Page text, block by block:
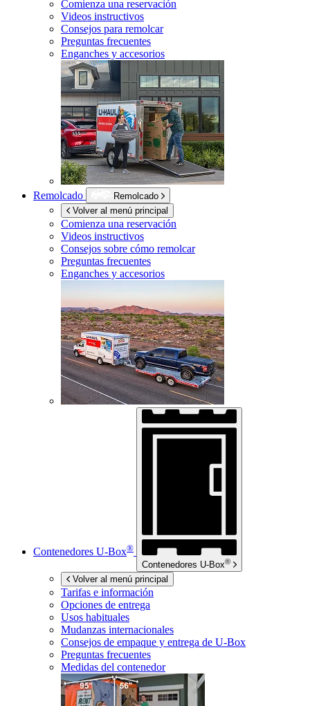
Comienza una reservación
Videos instructivos
Consejos para remolcar
Preguntas frecuentes
Enganches y accesorios
Remolcado
Remolcado
Volver al menú principal
Comienza una reservación
Videos instructivos
Consejos sobre cómo remolcar
Preguntas frecuentes
Enganches y accesorios
Contenedores U-Box®
Contenedores U-Box®
Volver al menú principal
Tarifas e información
Opciones de entrega
Usos habituales
Mudanzas internacionales
Consejos de empaque y entrega de U-Box
Preguntas frecuentes
Medidas del contenedor